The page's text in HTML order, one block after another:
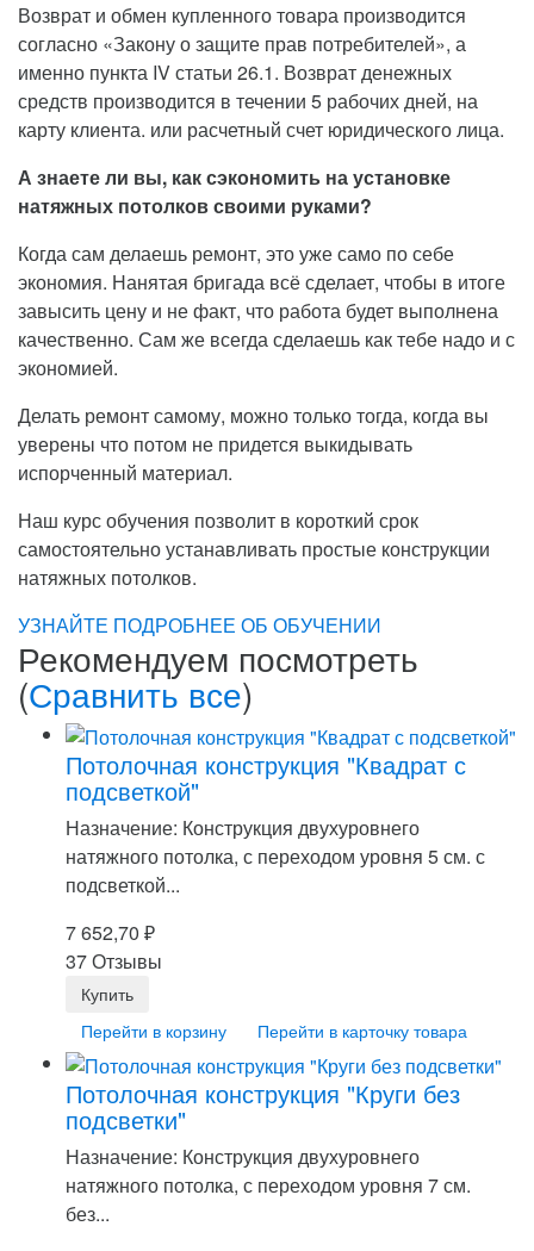
Возврат и обмен купленного товара производится
согласно «Закону о защите прав потребителей», а
именно пункта IV статьи 26.1. Возврат денежных
средств производится в течении 5 рабочих дней, на
карту клиента. или расчетный счет юридического лица.
А знаете ли вы, как сэкономить на установке
натяжных потолков своими руками?
Когда сам делаешь ремонт, это уже само по себе
экономия. Нанятая бригада всё сделает, чтобы в итоге
завысить цену и не факт, что работа будет выполнена
качественно. Сам же всегда сделаешь как тебе надо и с
экономией.
Делать ремонт самому, можно только тогда, когда вы
уверены что потом не придется выкидывать
испорченный материал.
Наш курс обучения позволит в короткий срок
самостоятельно устанавливать простые конструкции
натяжных потолков.
УЗНАЙТЕ ПОДРОБНЕЕ ОБ ОБУЧЕНИИ
Рекомендуем посмотреть
(Сравнить все)
Потолочная конструкция "Квадрат с
подсветкой"
Назначение: Конструкция двухуровнего
натяжного потолка, с переходом уровня 5 см. с
подсветкой...
7 652,70 ₽
37 Отзывы
Перейти в корзину Перейти в карточку товара
Потолочная конструкция "Круги без
подсветки"
Назначение: Конструкция двухуровнего
натяжного потолка, с переходом уровня 7 см.
без...